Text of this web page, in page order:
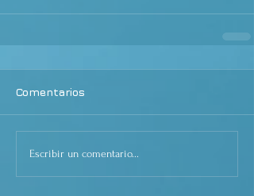
Comentarios
Escribir un comentario...